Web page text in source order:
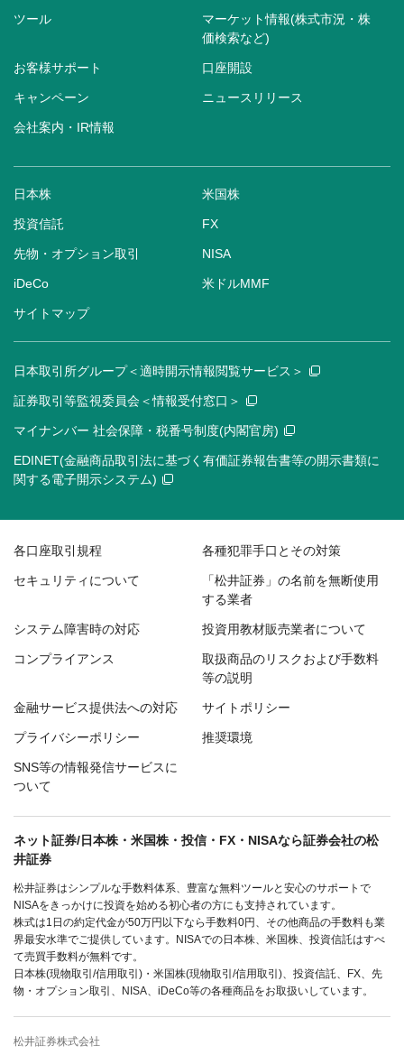
ツール
マーケット情報(株式市況・株
価検索など)
お客様サポート 口座開設
キャンペーン ニュースリリース
会社案内・IR情報
日本株 米国株
投資信託 FX
先物・オプション取引 NISA
iDeCo 米ドルMMF
サイトマップ
日本取引所グループ＜適時開示情報閲覧サービス＞
証券取引等監視委員会＜情報受付窓口＞
マイナンバー 社会保障・税番号制度(内閣官房)
EDINET(金融商品取引法に基づく有価証券報告書等の開示書類に
関する電子開示システム)
各口座取引規程 各種犯罪手口とその対策
セキュリティについて
「松井証券」の名前を無断使用
する業者
システム障害時の対応 投資用教材販売業者について
コンプライアンス
取扱商品のリスクおよび手数料
等の説明
金融サービス提供法への対応 サイトポリシー
プライバシーポリシー 推奨環境
SNS等の情報発信サービスに
ついて
ネット証券/日本株・米国株・投信・FX・NISAなら証券会社の松
井証券
松井証券はシンプルな手数料体系、豊富な無料ツールと安心のサポートで
NISAをきっかけに投資を始める初心者の方にも支持されています。
株式は1日の約定代金が50万円以下なら手数料0円、その他商品の手数料も業
界最安水準でご提供しています。NISAでの日本株、米国株、投資信託はすべ
て売買手数料が無料です。
日本株(現物取引/信用取引)・米国株(現物取引/信用取引)、投資信託、FX、先
物・オプション取引、NISA、iDeCo等の各種商品をお取扱いしています。
松井証券株式会社